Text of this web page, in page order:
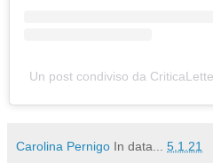
Un post condiviso da
Carolina Pernigo In data... 5.1.21